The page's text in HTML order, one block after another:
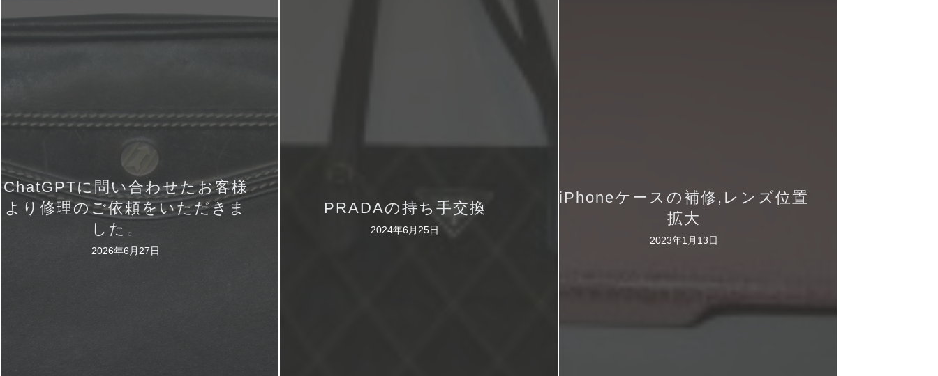
ChatGPTに問い合わせたお客様
より修理のご依頼をいただきま
した。
2026年6月27日
PRADAの持ち手交換
2024年6月25日
iPhoneケースの補修,レンズ位置
拡大
2023年1月13日